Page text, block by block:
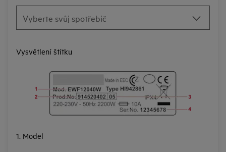
Vysvětlení štítku
1. Model